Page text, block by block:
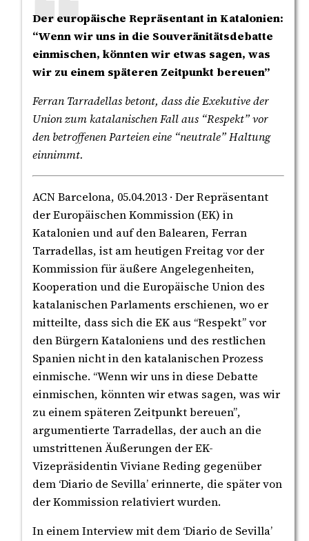
Der europäische Repräsentant in Katalonien:
“Wenn wir uns in die Souveränitätsdebatte
einmischen, könnten wir etwas sagen, was
wir zu einem späteren Zeitpunkt bereuen”
Ferran Tarradellas betont, dass die Exekutive der
Union zum katalanischen Fall aus “Respekt” vor
den betroffenen Parteien eine “neutrale” Haltung
einnimmt.
ACN Barcelona, 05.04.2013 · Der Repräsentant
der Europäischen Kommission (EK) in
Katalonien und auf den Balearen, Ferran
Tarradellas, ist am heutigen Freitag vor der
Kommission für äußere Angelegenheiten,
Kooperation und die Europäische Union des
katalanischen Parlaments erschienen, wo er
mitteilte, dass sich die EK aus “Respekt” vor
den Bürgern Kataloniens und des restlichen
Spanien nicht in den katalanischen Prozess
einmische. “Wenn wir uns in diese Debatte
einmischen, könnten wir etwas sagen, was wir
zu einem späteren Zeitpunkt bereuen”,
argumentierte Tarradellas, der auch an die
umstrittenen Äußerungen der EK-
Vizepräsidentin Viviane Reding gegenüber
dem ‘Diario de Sevilla’ erinnerte, die später von
der Kommission relativiert wurden.
In einem Interview mit dem ‘Diario de Sevilla’